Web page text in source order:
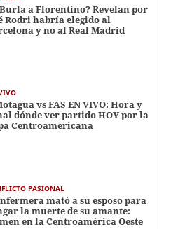
a Florentino? Revelan por
Rodri habría elegido al
y no al Real Madrid
vs FAS EN VIVO: Hora y
dónde ver partido HOY por la
Centroamericana
PASIONAL
mató a su esposo para
la muerte de su amante:
en la Centroamérica Oeste